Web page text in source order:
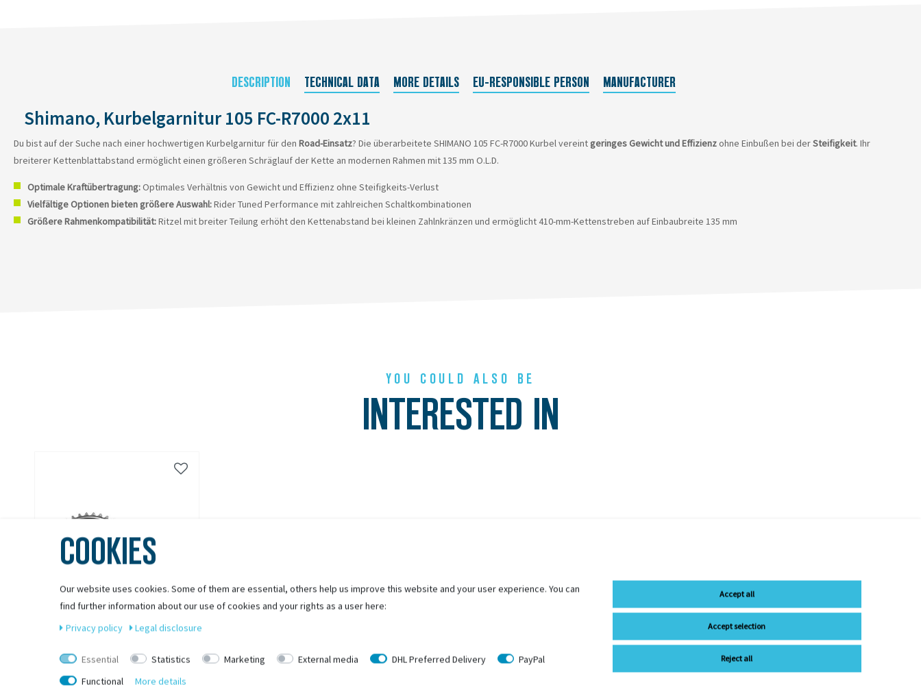
DESCRIPTION TECHNICAL DATA MORE DETAILS EU-RESPONSIBLE PERSON MANUFACTURER
Shimano, Kurbelgarnitur 105 FC-R7000 2x11
Du bist auf der Suche nach einer hochwertigen Kurbelgarnitur für den Road-Einsatz? Die überarbeitete SHIMANO 105 FC-R7000 Kurbel vereint geringes Gewicht und Effizienzohne Einbußen bei derSteifigkeit. Ihr
breiterer Kettenblattabstand ermöglicht einen größeren Schräglauf der Kette an modernen Rahmen mit 135 mm O.L.D.
Optimale Kraftübertragung:Optimales Verhältnis von Gewicht und Effizienz ohne Steifigkeits-Verlust
Vielfältige Optionen bieten größere Auswahl:Rider Tuned Performance mit zahlreichen Schaltkombinationen
Größere Rahmenkompatibilität:Ritzel mit breiter Teilung erhöht den Kettenabstand bei kleinen Zahlnkränzen und ermöglicht 410-mm-Kettenstreben auf Einbaubreite 135 mm
YOU COULD ALSO BE
INTERESTED IN
SHIMANO
Shimano Kurbelgarnitur DEORE XT
FC-M8000-3 3x11
COOKIES
Our website uses cookies. Some of them are essential, others help us improve this website and your user experience. You can
find further information about our use of cookies and your rights as a user here:
Privacy policy
Legal disclosure
Essential Statistics Marketing External media DHL Preferred Delivery
PayPal
Functional
More details
Accept all
Accept selection
Reject all